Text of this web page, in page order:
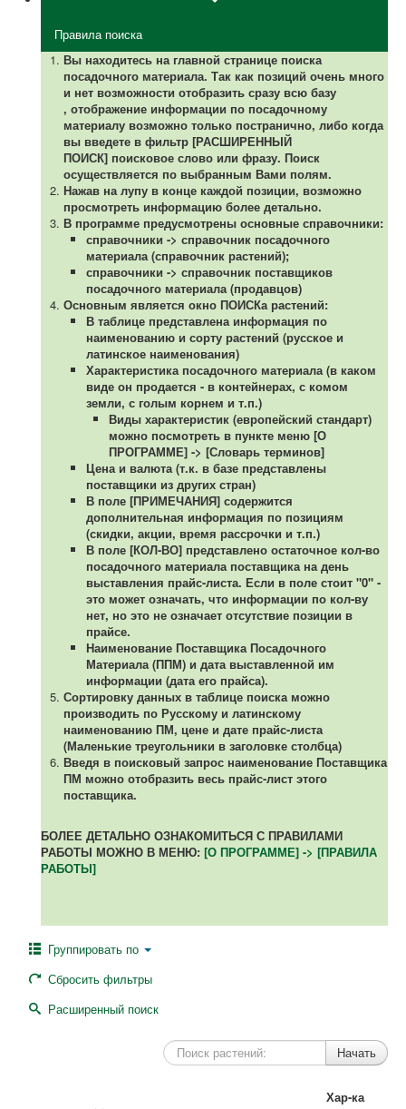
Правила поиска
Вы находитесь на главной странице поиска
посадочного материала. Так как позиций очень много
и нет возможности отобразить сразу всю базу
, отображение информации по посадочному
материалу возможно только постранично, либо когда
вы введете в фильтр [РАСШИРЕННЫЙ
ПОИСК] поисковое слово или фразу. Поиск
осуществляется по выбранным Вами полям.
Нажав на лупу в конце каждой позиции, возможно
просмотреть информацию более детально.
В программе предусмотрены основные справочники:
справочники -> справочник посадочного
материала (справочник растений);
справочники -> справочник поставщиков
посадочного материала (продавцов)
Основным является окно ПОИСКа растений:
В таблице представлена информация по
наименованию и сорту растений (русское и
латинское наименования)
Характеристика посадочного материала (в каком
виде он продается - в контейнерах, с комом
земли, с голым корнем и т.п.)
Виды характеристик (европейский стандарт)
можно посмотреть в пункте меню [О
ПРОГРАММЕ] -> [Словарь терминов]
Цена и валюта (т.к. в базе представлены
поставщики из других стран)
В поле [ПРИМЕЧАНИЯ] содержится
дополнительная информация по позициям
(скидки, акции, время рассрочки и т.п.)
В поле [КОЛ-ВО] представлено остаточное кол-во
посадочного материала поставщика на день
выставления прайс-листа. Если в поле стоит "0" -
это может означать, что информации по кол-ву
нет, но это не означает отсутствие позиции в
прайсе.
Наименование Поставщика Посадочного
Материала (ППМ) и дата выставленной им
информации (дата его прайса).
Сортировку данных в таблице поиска можно
производить по Русскому и латинскому
наименованию ПМ, цене и дате прайс-листа
(Маленькие треугольники в заголовке столбца)
Введя в поисковый запрос наименование Поставщика
ПМ можно отобразить весь прайс-лист этого
поставщика.
БОЛЕЕ ДЕТАЛЬНО ОЗНАКОМИТЬСЯ С ПРАВИЛАМИ
РАБОТЫ МОЖНО В МЕНЮ: [О ПРОГРАММЕ] -> [ПРАВИЛА
РАБОТЫ]
Группировать по
Сбросить фильтры
Расширенный поиск
Хар-ка